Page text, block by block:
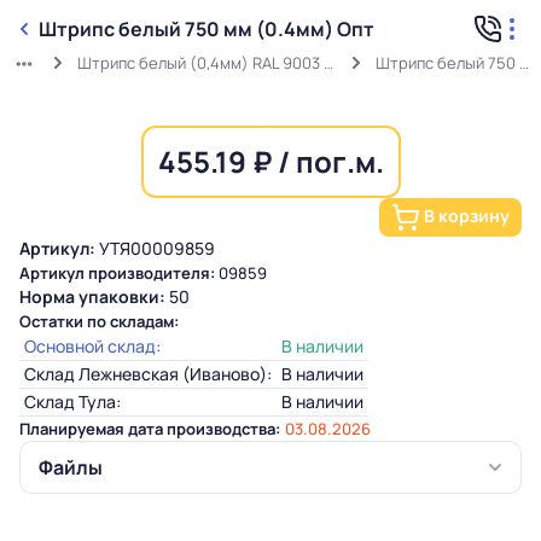
Штрипс белый 750 мм (0.4мм) Опт
Штрипс белый (0,4мм) RAL 9003 ГОСТ в защитной пленке Штрипс белый 750 мм (0.4мм) Опт
455.19 ₽ / пог.м.
В корзину
Артикул: УТЯ00009859
Артикул производителя: 09859
Норма упаковки: 50
Остатки по складам:
Основной склад:
В наличии
Склад Лежневская (Иваново): В наличии
Склад Тула:
В наличии
Планируемая дата производства: 03.08.2026
Файлы